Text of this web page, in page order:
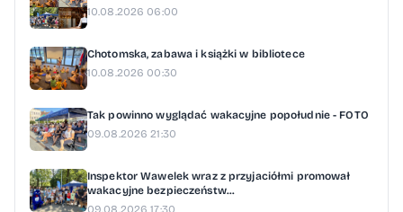
10.08.2026 06:00
Chotomska, zabawa i książki w bibliotece
10.08.2026 00:30
Tak powinno wyglądać wakacyjne popołudnie - FOTO
09.08.2026 21:30
Inspektor Wawelek wraz z przyjaciółmi promował
wakacyjne bezpieczeństw...
09.08.2026 17:30